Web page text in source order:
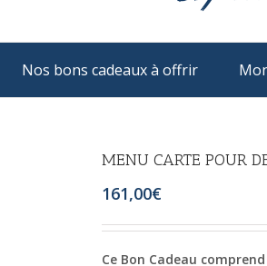
Nos bons cadeaux à offrir
MENU CARTE POUR
161,00€
Ce Bon Cadeau comprend